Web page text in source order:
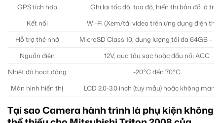
GPS tích hợp
Ghi lại tốc độ, tọa độ, hiển thị bản đồ lộ
Kết nối
Wi-Fi (Xem/tải video trên ứng dụng điện
Hỗ trợ thẻ nhớ
MicroSD Class 10, dung lượng tối đa 64GB –
Nguồn điện
12V, qua tẩu sạc hoặc đấu nối ACC
Nhiệt độ hoạt động
-20°C đến 70°C
Màn hình hiển thị
LCD 2.0-3.0 inch (tùy mẫu) hoặc không màn
Tại sao Camera hành trình là phụ kiện không